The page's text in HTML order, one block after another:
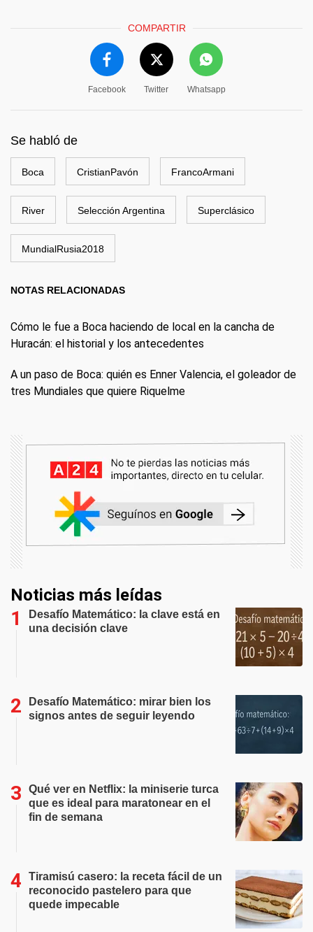
COMPARTIR
Facebook Twitter Whatsapp
Se habló de
Boca CristianPavón FrancoArmani
River Selección Argentina Superclásico
MundialRusia2018
NOTAS RELACIONADAS
Cómo le fue a Boca haciendo de local en la cancha de
Huracán: el historial y los antecedentes
A un paso de Boca: quién es Enner Valencia, el goleador de
tres Mundiales que quiere Riquelme
Noticias más leídas
Desafío Matemático: la clave está en
una decisión clave
Desafío Matemático: mirar bien los
signos antes de seguir leyendo
Qué ver en Netflix: la miniserie turca
que es ideal para maratonear en el
fin de semana
Tiramisú casero: la receta fácil de un
reconocido pastelero para que
quede impecable